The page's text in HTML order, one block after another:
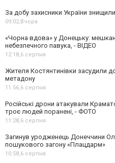
За добу захисники України
09:02,Вчора
«Чорна вдова» у Донецьку:
небезпечного павука, - ВІДЕО
12:18,6 серпня
Жителя Костянтинівки засудили
метадону
11:56,6 серпня
Російські дрони атакували
троє людей поранені, - ФОТО
11:28,6 серпня
Загинув уродженець Донеччини
пошукового загону «Плацдарм»
10:58,6 серпня